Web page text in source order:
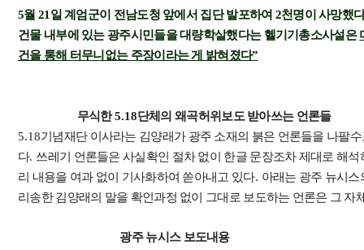
5월 21일 계엄군이 전남도청 앞에서 집단 발포하여 2천명이 사망했
건물 내부에 있는 광주시민들을 대량학살했다는 헬기기총소사설은
건을 통해 터무니없는 주장이라는 게 밝혀졌다”
무식한5.18단체의 왜곡허위보도 받아쓰는 언론들
5.18기념재단 이사라는 김양래가 광주 소재의 붉은 언론들을 나팔
다. 쓰레기 언론들은 사실확인 절차 없이 한글 문장조차 제대로 해
리 내용을 여과 없이 기사화하여 쏟아내고 있다. 아래는 광주 뉴시
리송한 김양래의 말을 확인과정 없이 그대로 보도하는 언론은 그 자
광주 뉴시스 보도내용